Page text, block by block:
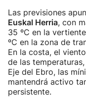
Las previsiones
Euskal Herria, con
35 ºC en la
ºC en la zona de
En la costa, el
de las
Eje del Ebro, las
mantendrá activo
persistente.